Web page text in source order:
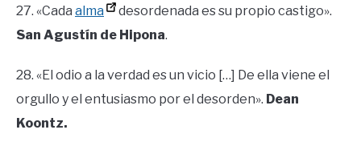
27. «Cada alma
desordenada es su propio castigo».
San Agustín de Hipona.
28. «El odio a la verdad es un vicio […] De ella viene el
orgullo y el entusiasmo por el desorden». Dean
Koontz.